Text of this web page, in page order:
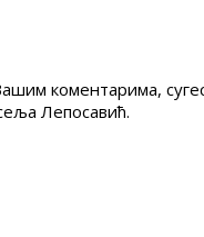
коментарима,
Лепосавић.